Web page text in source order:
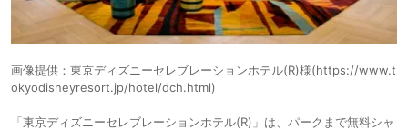
画像提供：東京ディズニーセレブレーションホテル(R)様(https://www.t
okyodisneyresort.jp/hotel/dch.html)
「東京ディズニーセレブレーションホテル(R)」は、パークまで無料シャ